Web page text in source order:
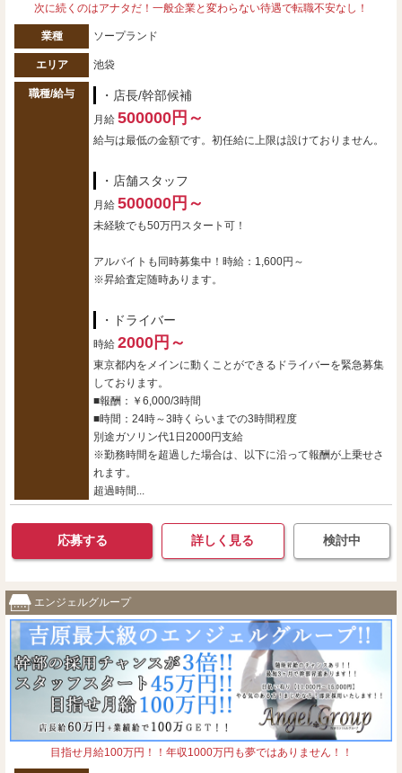
次に続くのはアナタだ！一般企業と変わらない待遇で転職不安なし！
業種 ソープランド
エリア 池袋
職種/給与 ・店長/幹部候補
月給 500000円～
給与は最低の金額です。初任給に上限は設けておりません。
・店舗スタッフ
月給 500000円～
未経験でも50万円スタート可！
アルバイトも同時募集中！時給：1,600円～
※昇給査定随時あります。
・ドライバー
時給 2000円～
東京都内をメインに動くことができるドライバーを緊急募集
しております。
■報酬：￥6,000/3時間
■時間：24時～3時くらいまでの3時間程度
別途ガソリン代1日2000円支給
※勤務時間を超過した場合は、以下に沿って報酬が上乗せさ
れます。
超過時間...
応募する 詳しく見る 検討中
エンジェルグループ
目指せ月給100万円！！年収1000万円も夢ではありません！！